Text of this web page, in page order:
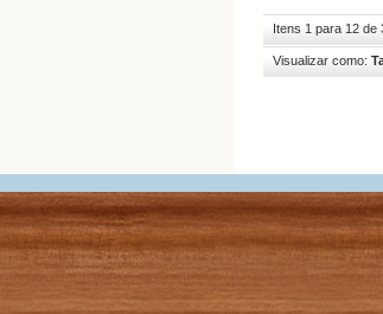
Itens 1 para 12 de
Visualizar como: